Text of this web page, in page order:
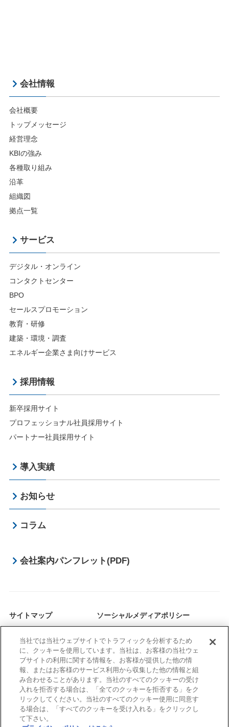
会社情報
会社概要
トップメッセージ
経営理念
KBIの強み
各種取り組み
沿革
組織図
拠点一覧
サービス
デジタル・オンライン
コンタクトセンター
BPO
セールスプロモーション
教育・研修
建築・環境・調査
エネルギー企業さま向けサービス
採用情報
新卒採用サイト
プロフェッショナル社員採用サイト
パートナー社員採用サイト
導入実績
お知らせ
コラム
会社案内パンフレット(PDF)
サイトマップ ソーシャルメディアポリシー
SHARE ON
当社では当社ウェブサイトでトラフィックを分析するため
に、クッキーを使用しています。当社は、お客様の当社ウェ
ブサイトの利用に関する情報を、お客様が提供した他の情
報、またはお客様のサービス利用から収集した他の情報と組
み合わせることがあります。当社のすべてのクッキーの受け
入れを拒否する場合は、「全てのクッキーを拒否する」をク
リックしてください。当社のすべてのクッキー使用に同意す
る場合は、「すべてのクッキーを受け入れる」をクリックし
て下さい。